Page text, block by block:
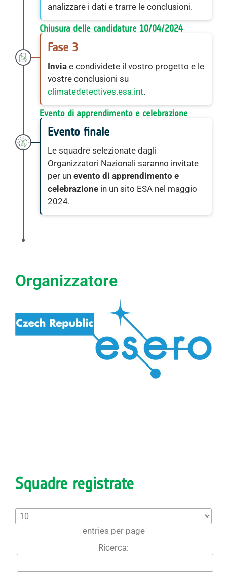
analizzare i dati e trarre le conclusioni.
Chiusura delle candidature 10/04/2024
Fase 3
Inviae condividete il vostro progetto e le
vostre conclusioni su
climatedetectives.esa.int.
Evento di apprendimento e celebrazione
Evento finale
Le squadre selezionate dagli
Organizzatori Nazionali saranno invitate
per un evento di apprendimento e
celebrazionein un sito ESA nel maggio
2024.
Organizzatore
Squadre registrate
entries per page
Ricerca: